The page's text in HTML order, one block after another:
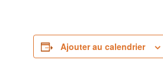
Ajouter au calendrier